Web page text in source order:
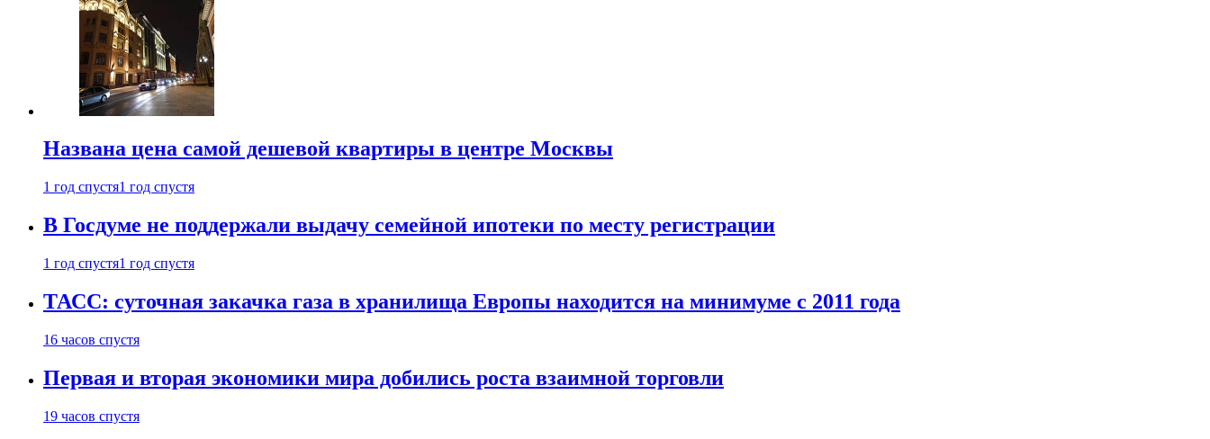
Названа цена самой дешевой квартиры в центре Москвы
1 год спустя1 год спустя
В Госдуме не поддержали выдачу семейной ипотеки по месту регистрации
1 год спустя1 год спустя
ТАСС: суточная закачка газа в хранилища Европы находится на минимуме с 2011 года
16 часов спустя
Первая и вторая экономики мира добились роста взаимной торговли
19 часов спустя